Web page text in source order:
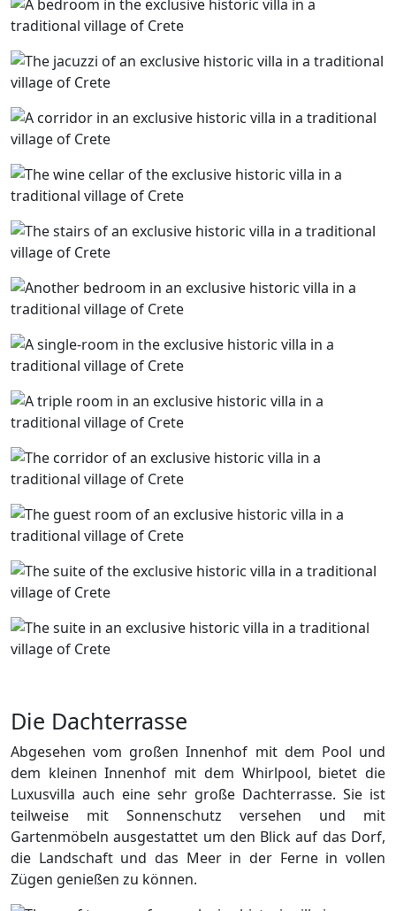
Die Dachterrasse
Abgesehen vom großen Innenhof mit dem Pool und
dem kleinen Innenhof mit dem Whirlpool, bietet die
Luxusvilla auch eine sehr große Dachterrasse. Sie ist
teilweise mit Sonnenschutz versehen und mit
Gartenmöbeln ausgestattet um den Blick auf das Dorf,
die Landschaft und das Meer in der Ferne in vollen
Zügen genießen zu können.